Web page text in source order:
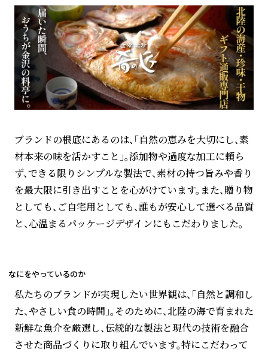
ブランドの根底にあるのは、「自然の恵みを大切にし、素
材本来の味を活かすこと」。添加物や過度な加工に頼ら
ず、できる限りシンプルな製法で、素材の持つ旨みや香り
を最大限に引き出すことを心がけています。また、贈り物
としても、ご自宅用としても、誰もが安心して選べる品質
と、心温まるパッケージデザインにもこだわりました。
なにをやっているのか
私たちのブランドが実現したい世界観は、「自然と調和し
た、やさしい食の時間」。そのために、北陸の海で育まれた
新鮮な魚介を厳選し、伝統的な製法と現代の技術を融合
させた商品づくりに取り組んでいます。特にこだわって